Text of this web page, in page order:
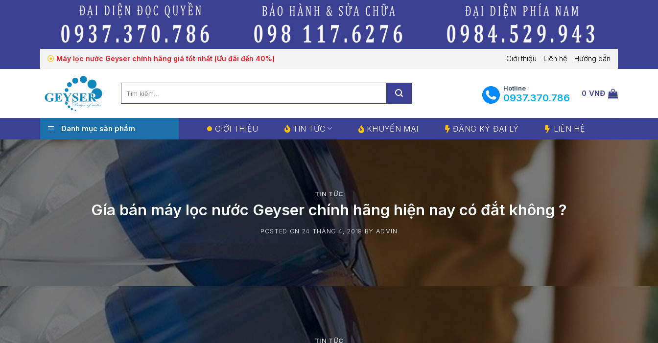
Máy lọc nước Geyser chính hãng giá tốt nhất [Ưu đãi đến 40%] Giới thiệu Liên hệ Hướng dẫn
kiếm:
Hotline
‭0937.370.786‬ 0 VNĐ
Danh mục sản phẩm GIỚI THIỆU TIN TỨC KHUYẾN MẠI ĐĂNG KÝ ĐẠI LÝ LIÊN HỆ
TIN TỨC
Gía bán máy lọc nước Geyser chính hãng hiện nay có đắt không ?
POSTED ON 24 THÁNG 4, 2018 BY ADMIN
TIN TỨC